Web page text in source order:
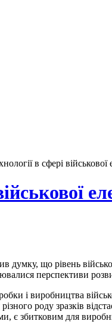
в сфері
що рівень
перспективи
і виробництва
роду зразків
є збитковим для